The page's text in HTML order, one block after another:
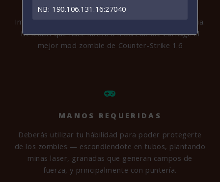
Imperio LNJ cuenta con más de 9 años de trayectoria.
Descubrí que hace nuestro modZombie Carnageel
mejor mod zombie de Counter-Strike 1.6
MANOS REQUERIDAS
Deberás utilizar tu hábilidad para poder protegerte
de los zombies — escondiendote en tubos, plantando
minas laser, granadas que generan campos de
fuerza, y principalmente con puntería.
NB: 190.106.131.16:27040